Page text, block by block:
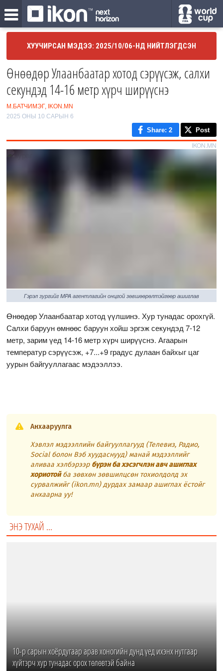
ХУУЧИРСАН МЭДЭЭ: 2025/10/06-НД НИЙТЛЭГДСЭН
Өнөөдөр Улаанбаатар хотод сэрүүсэж, салхи
секундэд 14-16 метр хүрч ширүүснэ
М.БАТЧИМЭГ, IKON.MN
2025 ОНЫ 10 САРЫН 6
Share: 2 Post
IKON.MN
Гэрэл зургийг MPA агентлагийн онцгой зөвшөөрөлтэйгөөр ашиглав
Өнөөдөр Улаанбаатар хотод үүлшинэ. Хур тунадас орохгүй.
Салхи баруун өмнөөс баруун хойш эргэж секундэд 7-12
метр, зарим үед 14-16 метр хүрч ширүүснэ. Агаарын
температур сэрүүсэж, +7...+9 градус дулаан байхыг цаг
уурын байгууллагаас мэдээллээ.
Анхааруулга
Хэвлэл мэдээллийн байгууллагууд (Телевиз, Радио,
Social болон Вэб хуудаснууд) манай мэдээллийг
аливаа хэлбэрээр бүрэн ба хэсэгчлэн авч ашиглах
хориотойба зөвхөн зөвшилцсөн тохиолдолд эх
сурвалжийг (ikon.mn) дурдах замаар ашиглах ёстойг
анхаарна уу!
ЭНЭ ТУХАЙ ...
10-р сарын хоёрдугаар арав хоногийн дунд үед ихэнх нутгаар
хүйтэрч хур тунадас орох төлөвтэй байна